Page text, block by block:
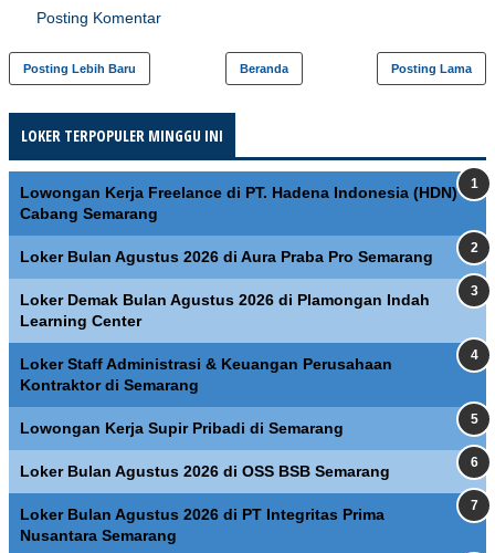
Posting Komentar
Posting Lebih Baru Posting Lama
Beranda
LOKER TERPOPULER MINGGU INI
Lowongan Kerja Freelance di PT. Hadena Indonesia (HDN)
Cabang Semarang
Loker Bulan Agustus 2026 di Aura Praba Pro Semarang
Loker Demak Bulan Agustus 2026 di Plamongan Indah
Learning Center
Loker Staff Administrasi & Keuangan Perusahaan
Kontraktor di Semarang
Lowongan Kerja Supir Pribadi di Semarang
Loker Bulan Agustus 2026 di OSS BSB Semarang
Loker Bulan Agustus 2026 di PT Integritas Prima
Nusantara Semarang